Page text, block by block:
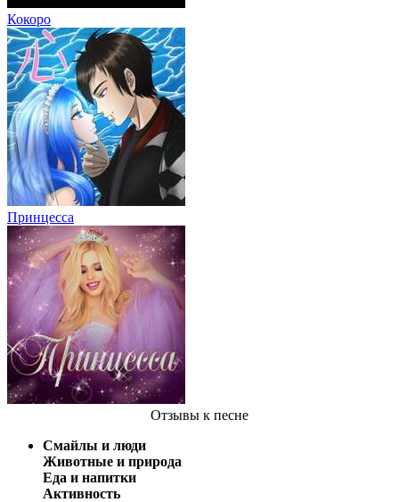
Кокоро
Принцесса
Отзывы к песне
Смайлы и люди
Животные и природа
Еда и напитки
Активность